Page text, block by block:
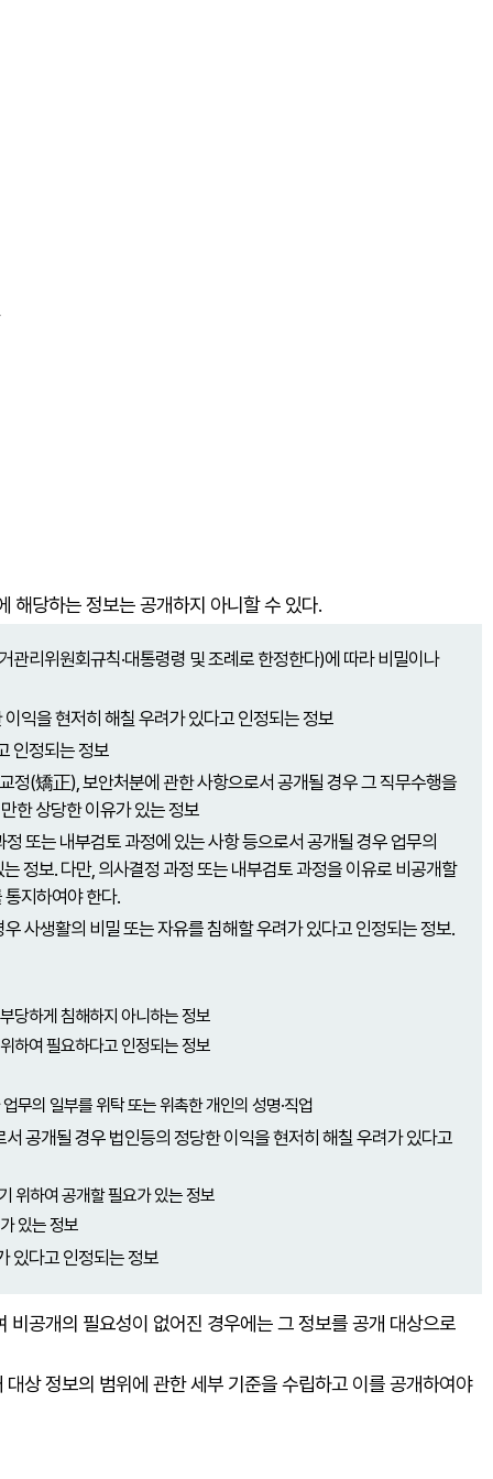
해당하는 정보는 공개하지 아니할 수 있다.
관리위원회규칙·대통령령 및 조례로 한정한다)에 따라 비밀이나
익을 현저히 해칠 우려가 있다고 인정되는 정보
인정되는 정보
정(矯正), 보안처분에 관한 사항으로서 공개될 경우 그 직무수행을
한 상당한 이유가 있는 정보
정 또는 내부검토 과정에 있는 사항 등으로서 공개될 경우 업무의
정보. 다만, 의사결정 과정 또는 내부검토 과정을 이유로 비공개할
지하여야 한다.
사생활의 비밀 또는 자유를 침해할 우려가 있다고 인정되는 정보.
당하게 침해하지 아니하는 정보
하여 필요하다고 인정되는 정보
무의 일부를 위탁 또는 위촉한 개인의 성명·직업
공개될 경우 법인등의 정당한 이익을 현저히 해칠 우려가 있다고
위하여 공개할 필요가 있는 정보
있는 정보
있다고 인정되는 정보
공개의 필요성이 없어진 경우에는 그 정보를 공개 대상으로
상 정보의 범위에 관한 세부 기준을 수립하고 이를 공개하여야